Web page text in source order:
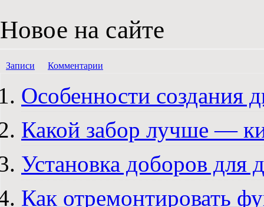
Новое на сайте
Записи Комментарии
Особенности создания
Какой забор лучше —
Установка доборов для
Как отремонтировать